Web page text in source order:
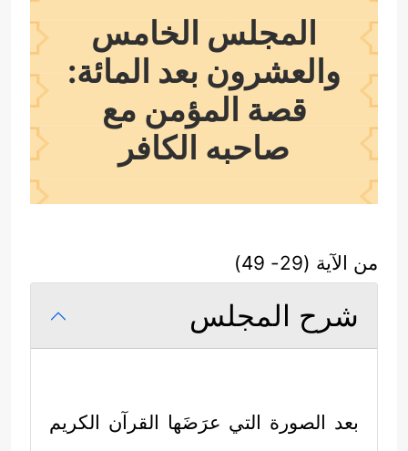
المجلس الخامس
والعشرون بعد المائة:
قصة المؤمن مع
صاحبه الكافر
من الآية (29- 49)
شرح المجلس
بعد الصورة التي عرَضَها القرآن الكريم